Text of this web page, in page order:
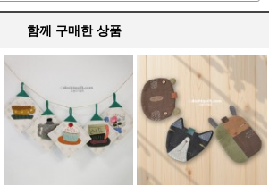
함께 구매한 상품